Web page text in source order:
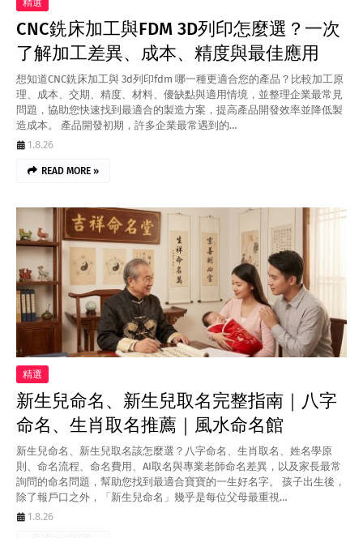
精選
CNC銑床加工與FDM 3D列印怎麼選？一次
了解加工差異、成本、精度與最佳應用
想知道CNC銑床加工與 3d列印fdm 哪一種更適合您的產品？比較加工原
理、成本、交期、精度、材料、優缺點與適用情境，並整理企業最常見
問題，協助您快速找到最適合的製造方案，提高產品開發效率並降低製
造成本。 產品開發初期，許多企業最常遇到的…
1.8.26
READ MORE »
精選
新生兒命名、新生兒取名完整指南｜八字
命名、生肖取名推薦｜風水命名館
新生兒命名、新生兒取名該怎麼選？八字命名、生肖取名、姓名學原
則、命名流程、命名費用、AI取名與專業老師命名差異，以及家長最常
詢問的命名問題，幫助您找到最適合寶寶的一生好名字。 孩子出生後，
除了報戶口之外，「新生兒命名」幾乎是每位父母最重視…
1.8.26